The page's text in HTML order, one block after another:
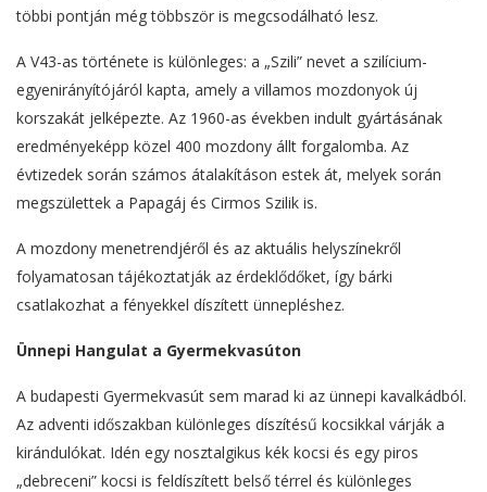
többi pontján még többször is megcsodálható lesz.
A V43-as története is különleges: a „Szili” nevet a szilícium-
egyenirányítójáról kapta, amely a villamos mozdonyok új
korszakát jelképezte. Az 1960-as években indult gyártásának
eredményeképp közel 400 mozdony állt forgalomba. Az
évtizedek során számos átalakításon estek át, melyek során
megszülettek a Papagáj és Cirmos Szilik is.
A mozdony menetrendjéről és az aktuális helyszínekről
folyamatosan tájékoztatják az érdeklődőket, így bárki
csatlakozhat a fényekkel díszített ünnepléshez.
Ünnepi Hangulat a Gyermekvasúton
A budapesti Gyermekvasút sem marad ki az ünnepi kavalkádból.
Az adventi időszakban különleges díszítésű kocsikkal várják a
kirándulókat. Idén egy nosztalgikus kék kocsi és egy piros
„debreceni” kocsi is feldíszített belső térrel és különleges